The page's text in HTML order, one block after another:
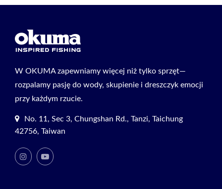
W OKUMA zapewniamy więcej niż tylko sprzęt—
rozpalamy pasję do wody, skupienie i dreszczyk emocji
przy każdym rzucie.
No. 11, Sec 3, Chungshan Rd., Tanzi, Taichung
42756, Taiwan